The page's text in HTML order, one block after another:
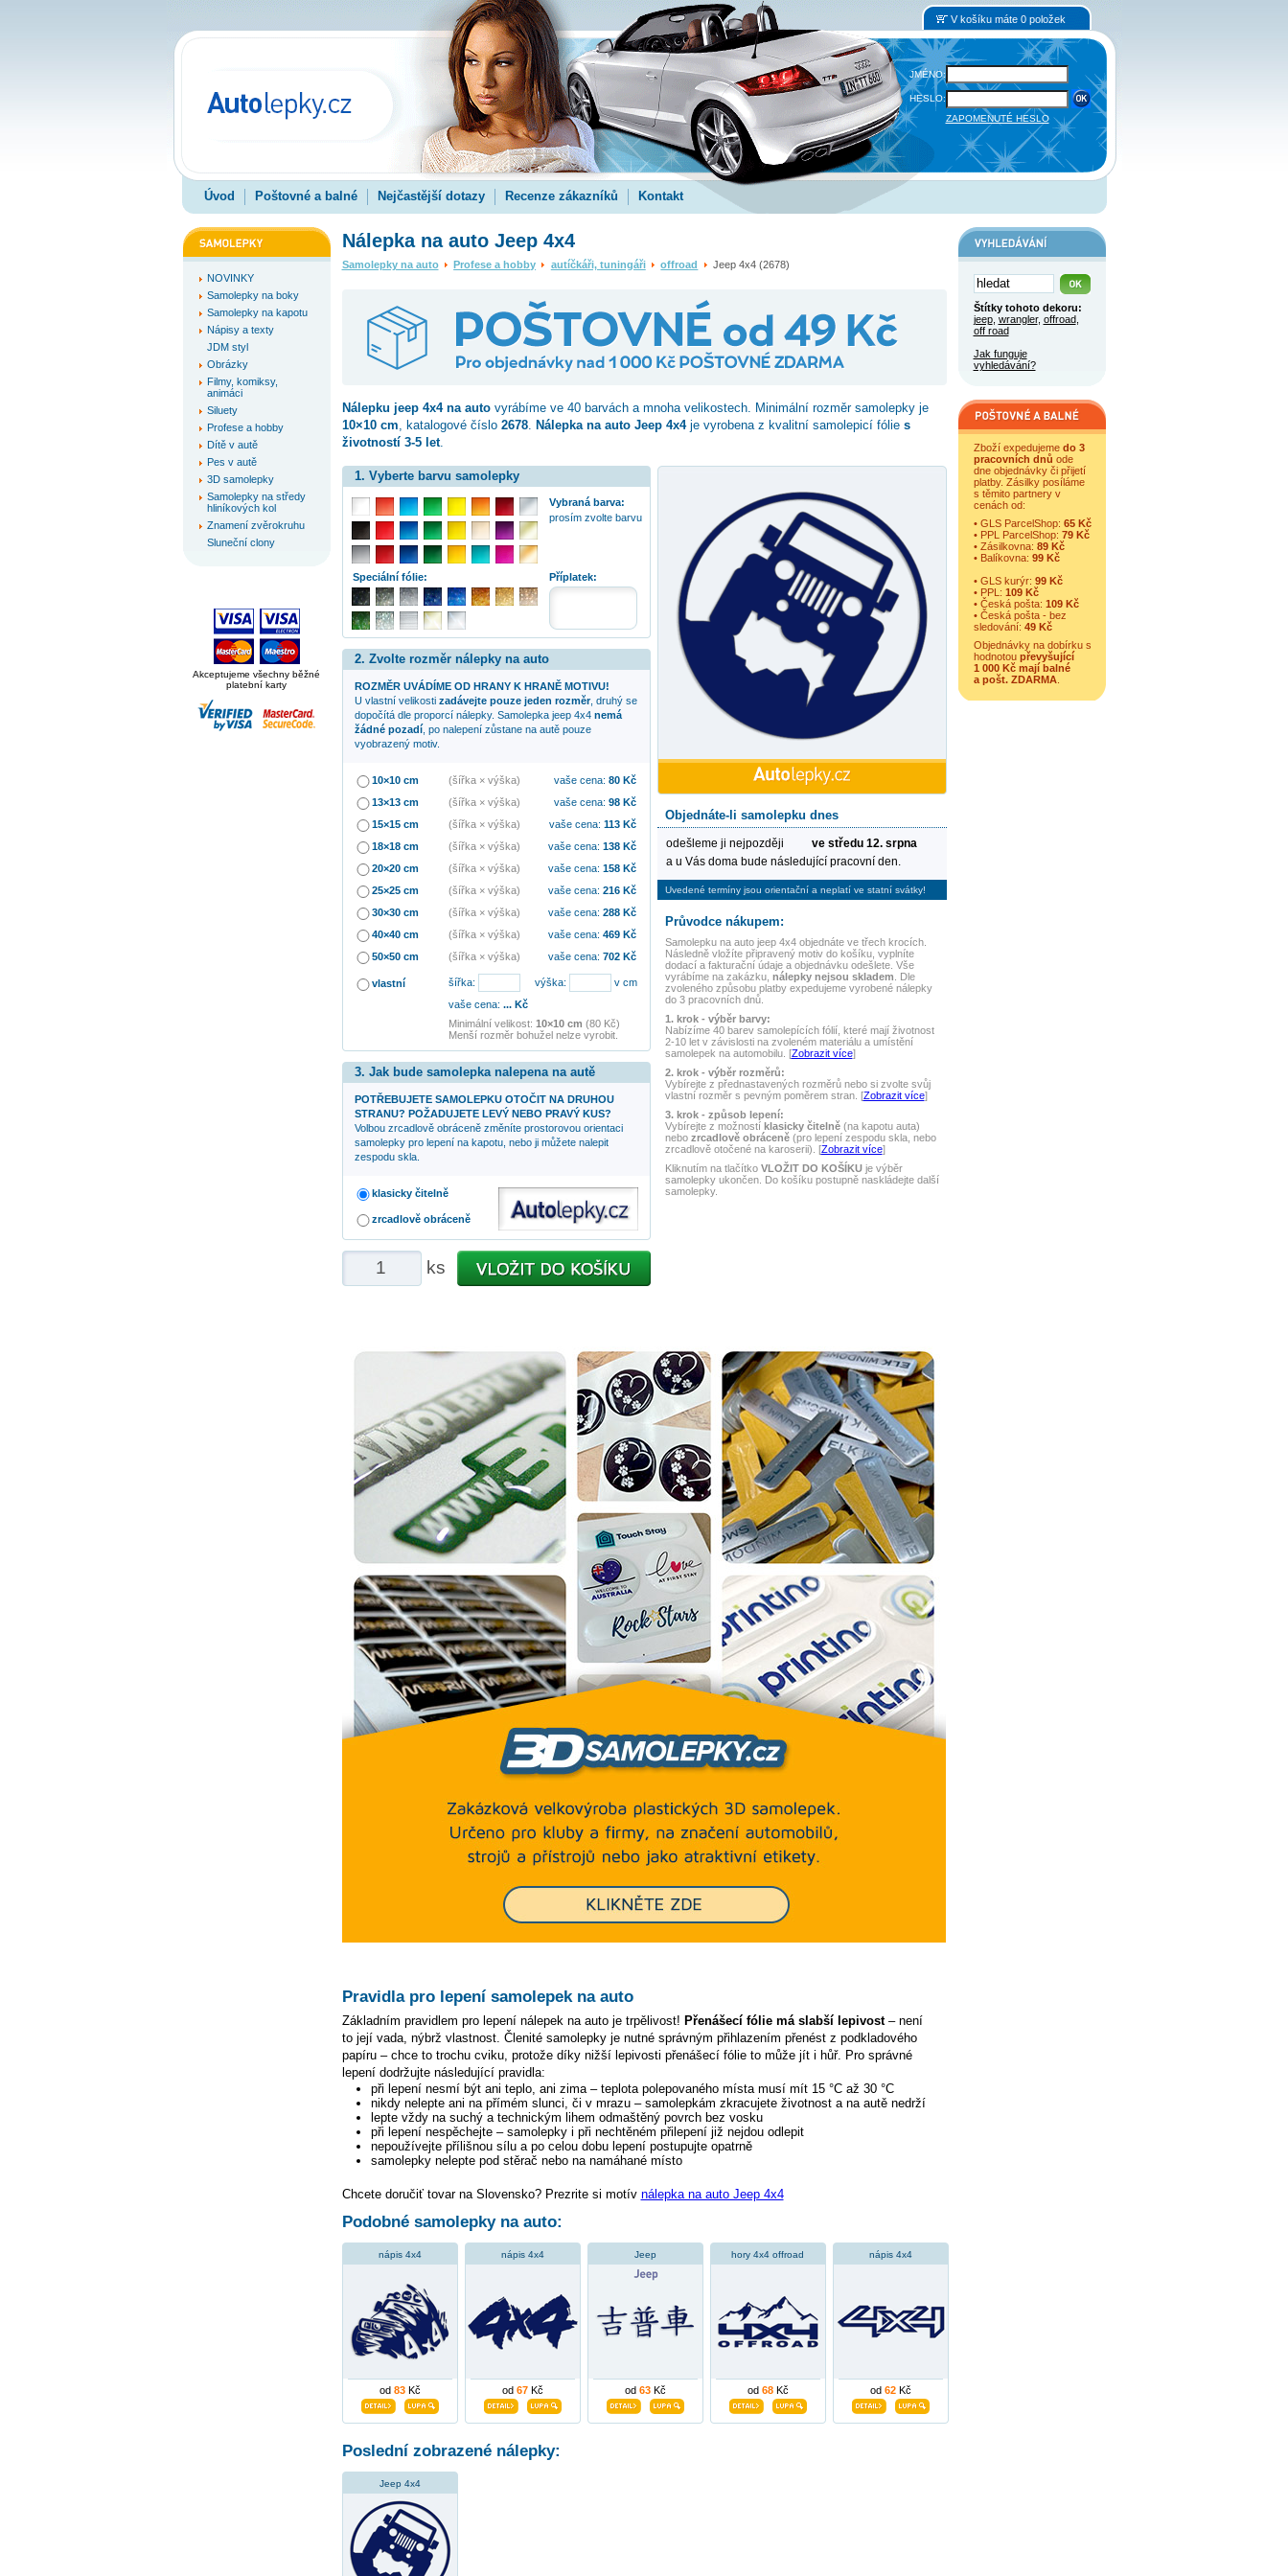
V košíku máte 0 položek
JMÉNO:
HESLO:
ZAPOMENUTÉ HESLO
Úvod Poštovné a balné Nejčastější dotazy Recenze zákazníků Kontakt
NOVINKY
Samolepky na boky
Samolepky na kapotu
Nápisy a texty
JDM styl
Obrázky
Filmy, komiksy,
animáci
Siluety
Profese a hobby
Dítě v autě
Pes v autě
3D samolepky
Samolepky na středy
hliníkových kol
Znamení zvěrokruhu
Sluneční clony
Akceptujeme všechny běžné
platební karty
Nálepka na auto Jeep 4x4
Samolepky na auto Profese a hobby autíčkáři, tuningáři offroad Jeep 4x4 (2678)
Nálepku jeep 4x4na autovyrábíme ve 40 barvách a mnoha velikostech. Minimální rozměr samolepky je
10×10 cm, katalogové číslo 2678. Nálepka na auto Jeep 4x4je vyrobena z kvalitní samolepicí fólie s
životností 3-5 let.
Objednáte-li samolepku dnes
odešleme ji nejpozději
ve středu 12. srpna
a u Vás doma bude následující pracovní den.
Uvedené termíny jsou orientační a neplatí ve statní svátky!
Průvodce nákupem:
Samolepku na auto jeep 4x4objednáte ve třech krocích.
Následně vložíte připravený motiv do košíku, vyplníte
dodací a fakturační údaje a objednávku odešlete. Vše
vyrábíme na zakázku, nálepky nejsou skladem . Dle
zvoleného způsobu platby expedujeme vyrobené nálepky
do 3 pracovních dnů.
1. krok - výběr barvy:
Nabízíme 40 barev samolepících fólií, které mají životnost
2-10 let v závislosti na zvoleném materiálu a umístění
samolepek na automobilu. [Zobrazit více]
2. krok - výběr rozměrů:
Vybírejte z přednastavených rozměrů nebo si zvolte svůj
vlastní rozměr s pevným poměrem stran. [Zobrazit více]
3. krok - způsob lepení:
Vybírejte z možností klasicky čitelně(na kapotu auta)
nebo zrcadlově obráceně(pro lepení zespodu skla, nebo
zrcadlově otočené na karoserii). [Zobrazit více]
Kliknutím na tlačítko VLOŽIT DO KOŠÍKUje výběr
samolepky ukončen. Do košíku postupně naskládejte další
samolepky.
1. Vyberte barvu samolepky
Vybraná barva:
prosím zvolte barvu
Příplatek:
Speciální fólie:
2. Zvolte rozměr nálepky na auto
ROZMĚR UVÁDÍME OD HRANY K HRANĚ MOTIVU!
U vlastní velikosti zadávejte pouze jeden rozměr, druhý se
dopočítá dle proporcí nálepky. Samolepka jeep 4x4 nemá
žádné pozadí, po nalepení zůstane na autě pouze
vyobrazený motiv.
10×10 cm (šířka × výška) vaše cena: 80Kč
13×13 cm
(šířka × výška) vaše cena: 98Kč
15×15 cm
(šířka × výška) vaše cena: 113Kč
18×18 cm
(šířka × výška) vaše cena: 138Kč
20×20 cm
(šířka × výška) vaše cena: 158Kč
25×25 cm
(šířka × výška) vaše cena: 216Kč
30×30 cm
(šířka × výška) vaše cena: 288Kč
40×40 cm
(šířka × výška) vaše cena: 469Kč
50×50 cm
(šířka × výška) vaše cena: 702Kč
vlastní šířka: výška:
v cm
vaše cena: ...Kč
Minimální velikost: 10×10 cm (80 Kč)
Menší rozměr bohužel nelze vyrobit.
3. Jak bude samolepka nalepena na autě
POTŘEBUJETE SAMOLEPKU OTOČIT NA DRUHOU
STRANU? POŽADUJETE LEVÝ NEBO PRAVÝ KUS?
Volbou zrcadlově obráceně změníte prostorovou orientaci
samolepky pro lepení na kapotu, nebo ji můžete nalepit
zespodu skla.
klasicky čitelně
zrcadlově obráceně
ks
Pravidla pro lepení samolepek na auto
Základním pravidlem pro lepení nálepek na auto je trpělivost! Přenášecí fólie má slabší lepivost– není
to její vada, nýbrž vlastnost. Členité samolepky je nutné správným přihlazením přenést z podkladového
papíru – chce to trochu cviku, protože díky nižší lepivosti přenášecí fólie to může jít i hůř. Pro správné
lepení dodržujte následující pravidla:
při lepení nesmí být ani teplo, ani zima – teplota polepovaného místa musí mít 15 °C až 30 °C
nikdy nelepte ani na přímém slunci, či v mrazu – samolepkám zkracujete životnost a na autě nedrží
lepte vždy na suchý a technickým lihem odmaštěný povrch bez vosku
při lepení nespěchejte – samolepky i při nechtěném přilepení již nejdou odlepit
nepoužívejte přílišnou sílu a po celou dobu lepení postupujte opatrně
samolepky nelepte pod stěrač nebo na namáhané místo
Chcete doručiť tovar na Slovensko? Prezrite si motív nálepka na auto Jeep 4x4
Podobné samolepky na auto:
nápis 4x4
od 83Kč
nápis 4x4
od 67Kč
Jeep
od 63Kč
hory 4x4 offroad
od 68Kč
nápis 4x4
od 62Kč
Poslední zobrazené nálepky:
Jeep 4x4
Štítky tohoto dekoru:
jeep, wrangler, offroad,
off road
Jak funguje
vyhledávání?
Zboží expedujeme do 3
pracovních dnů ode
dne objednávky či přijetí
platby. Zásilky posíláme
s těmito partnery v
cenách od:
• GLS ParcelShop: 65 Kč
• PPL ParcelShop: 79 Kč
• Zásilkovna: 89 Kč
• Balíkovna: 99 Kč
• GLS kurýr: 99 Kč
• PPL: 109 Kč
• Česká pošta: 109 Kč
• Česká pošta - bez
sledování: 49 Kč
Objednávky na dobírku s
hodnotou převyšující
1 000 Kč mají balné
a pošt. ZDARMA.